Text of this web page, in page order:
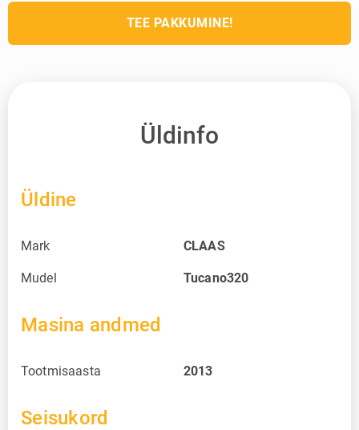
TEE PAKKUMINE!
Üldinfo
Üldine
Mark CLAAS
Mudel Tucano320
Masina andmed
Tootmisaasta 2013
Seisukord